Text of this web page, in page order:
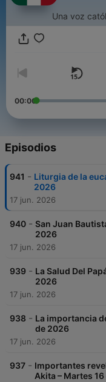
Una voz
00:00
Episodios
941 - Liturgia de la
2026
17 jun. 2026
940 - San Juan
2026
17 jun. 2026
939 - La Salud Del
2026
17 jun. 2026
938 - La importancia
de 2026
17 jun. 2026
937 - Importantes
Akita – Martes